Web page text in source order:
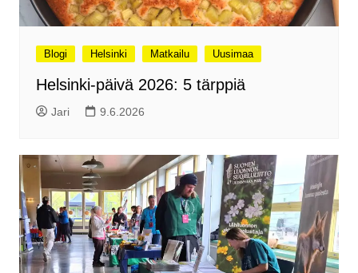
Blogi Helsinki Matkailu Uusimaa
Helsinki-päivä 2026: 5 tärppiä
Jari 9.6.2026